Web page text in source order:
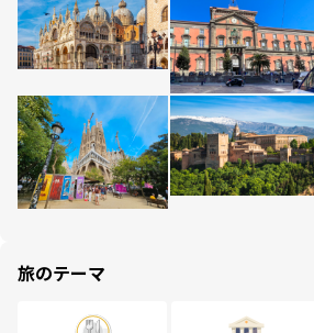
旅のテーマ